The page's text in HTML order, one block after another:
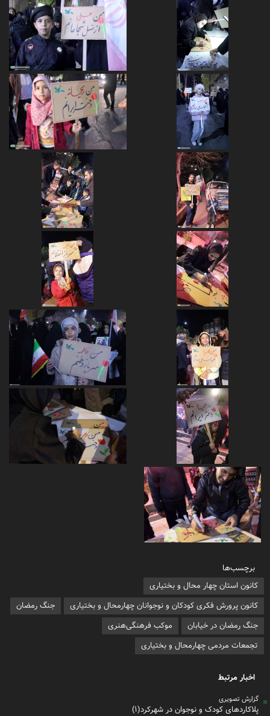
برچسب‌ها
کانون استان چهار محال و بختیاری
کانون پرورش فکری کودکان و نوجوانان چهارمحال و بختیاری
جنگ رمضان
جنگ رمضان در خیابان
موکب فرهنگی‌هنری
تجمعات مردمی چهارمحال و بختیاری
اخبار مرتبط
گزارش تصویری
پلاکاردهای کودک و نوجوان در شهرکرد(۱)